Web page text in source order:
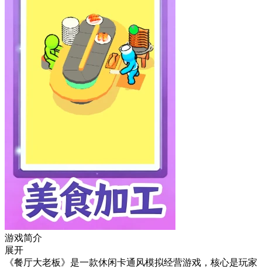
游戏简介
展开
《餐厅大老板》是一款休闲卡通风模拟经营游戏，核心是玩家